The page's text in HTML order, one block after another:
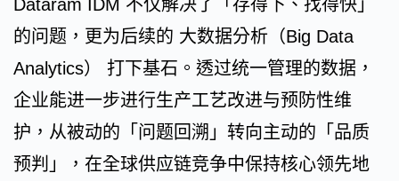
Dataram IDM 不仅解决了「存得下、找得快」
的问题，更为后续的 大数据分析（Big Data
Analytics） 打下基石。透过统一管理的数据，
企业能进一步进行生产工艺改进与预防性维
护，从被动的「问题回溯」转向主动的「品质
预判」，在全球供应链竞争中保持核心领先地